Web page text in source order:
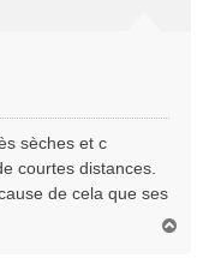
sèches et c
courtes distances.
de cela que ses